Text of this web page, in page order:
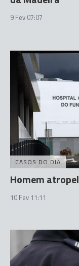
9 Fev 07:07
CASOS DO DIA
Homem
10 Fev 11:11